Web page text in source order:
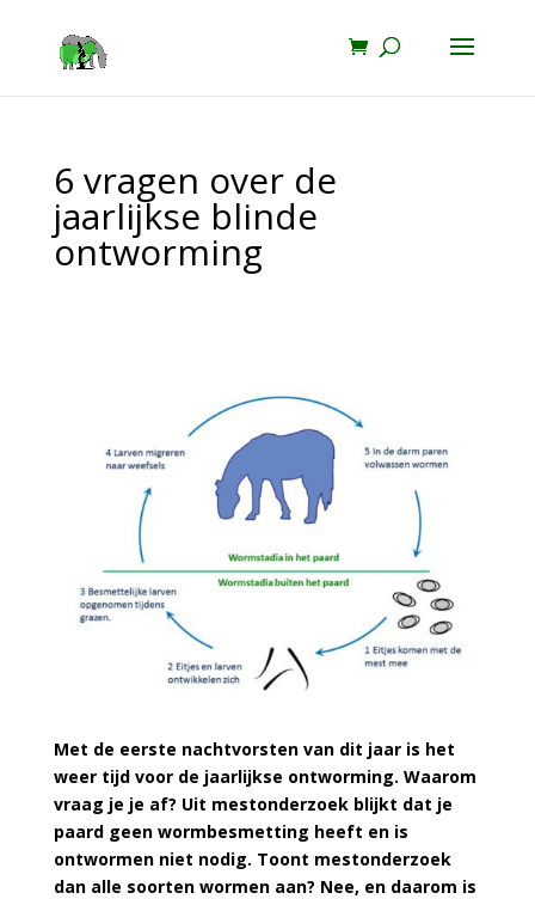
6 vragen over de
jaarlijkse blinde
ontworming
Met de eerste nachtvorsten van dit jaar is het
weer tijd voor de jaarlijkse ontworming. Waarom
vraag je je af? Uit mestonderzoek blijkt dat je
paard geen wormbesmetting heeft en is
ontwormen niet nodig. Toont mestonderzoek
dan alle soorten wormen aan? Nee, en daarom is